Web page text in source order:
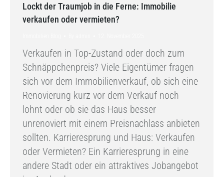
Lockt der Traumjob in die Ferne: Immobilie
verkaufen oder vermieten?
Verkaufen in Top-Zustand oder doch zum
Schnäppchenpreis? Viele Eigentümer fragen
sich vor dem Immobilienverkauf, ob sich eine
Renovierung kurz vor dem Verkauf noch
lohnt oder ob sie das Haus besser
unrenoviert mit einem Preisnachlass anbieten
sollten. Karrieresprung und Haus: Verkaufen
oder Vermieten? Ein Karrieresprung in eine
andere Stadt oder ein attraktives Jobangebot